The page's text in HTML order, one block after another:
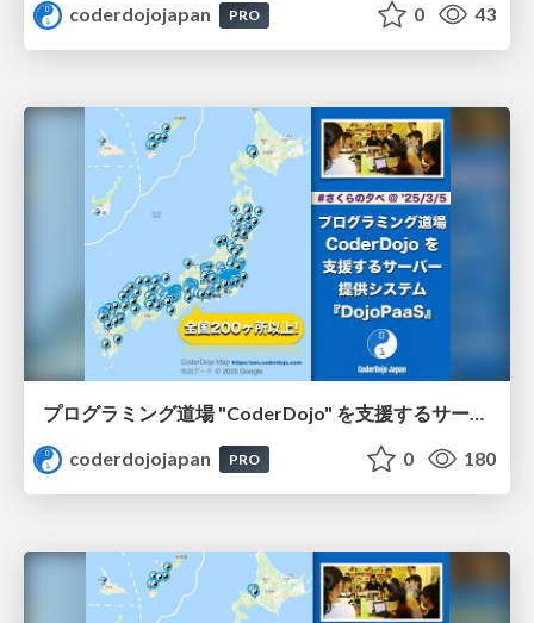
coderdojojapan
PRO 0 43
coderdojojapan
PRO 0 180